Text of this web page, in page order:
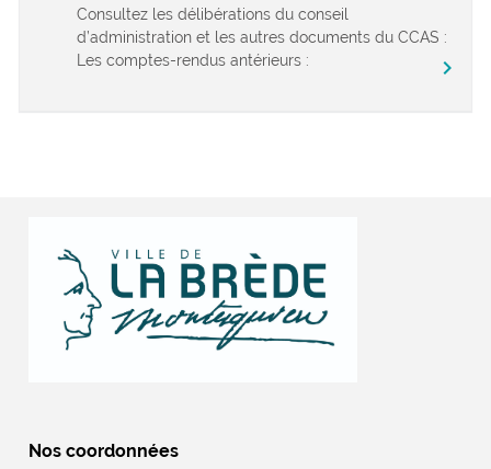
Consultez les délibérations du conseil
d’administration et les autres documents du CCAS :
Les comptes-rendus antérieurs :
chevron_right
Nos coordonnées